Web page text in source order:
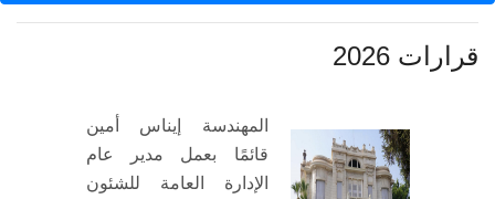
سجل الان
قرارات 2026
المهندسة إيناس أمين
قائمًا بعمل مدير عام
الإدارة العامة للشئون